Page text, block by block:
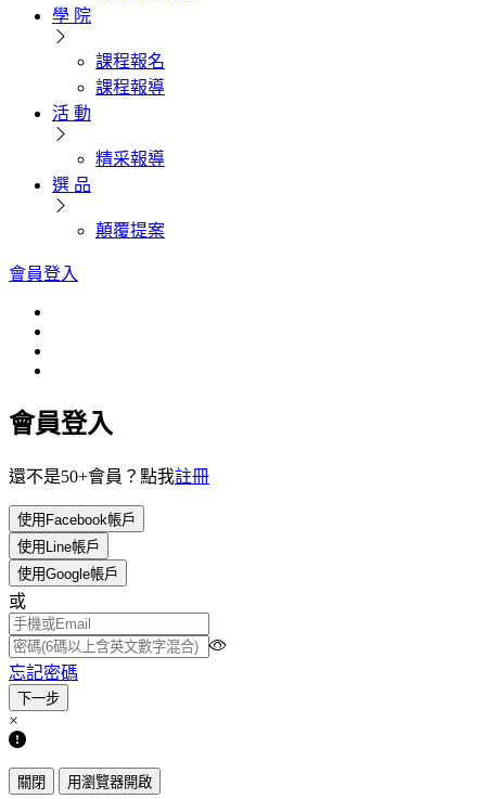
學 院
課程報名
課程報導
活 動
精采報導
選 品
顛覆提案
會員登入
會員登入
還不是50+會員？點我註冊
使用Facebook帳戶
使用Line帳戶
使用Google帳戶
或
忘記密碼
×
關閉 用瀏覽器開啟